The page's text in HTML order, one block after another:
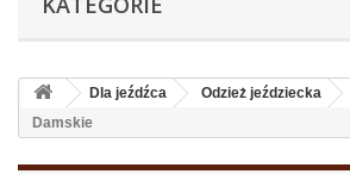
Dla jeźdźca Odzież jeździecka
Damskie